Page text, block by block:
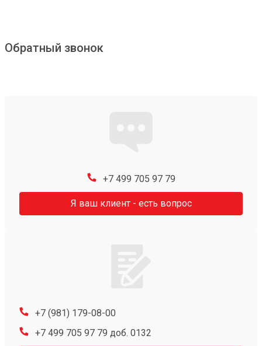
Обратный звонок
+7 499 705 97 79
Я ваш клиент - есть вопрос
+7 (981) 179-08-00
+7 499 705 97 79 доб. 0132